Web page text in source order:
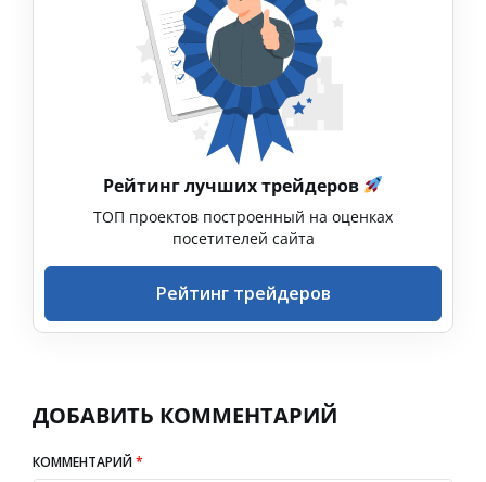
Рейтинг лучших трейдеров
ТОП проектов построенный на оценках
посетителей сайта
Рейтинг трейдеров
ДОБАВИТЬ КОММЕНТАРИЙ
КОММЕНТАРИЙ*